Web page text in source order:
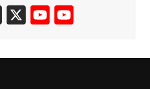
Ti
T
X
Y
u
u